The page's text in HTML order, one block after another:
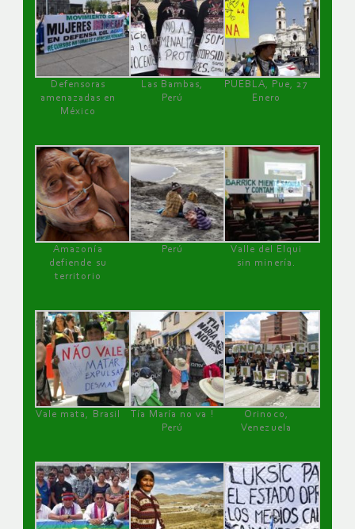
Defensoras
amenazadas en
México
Las Bambas,
Perú
PUEBLA, Pue, 27
Enero
Amazonía
defiende su
territorio
Perú
Valle del Elqui
sin minería.
Vale mata, Brasil
Tía María no va !
Perú
Orinoco,
Venezuela